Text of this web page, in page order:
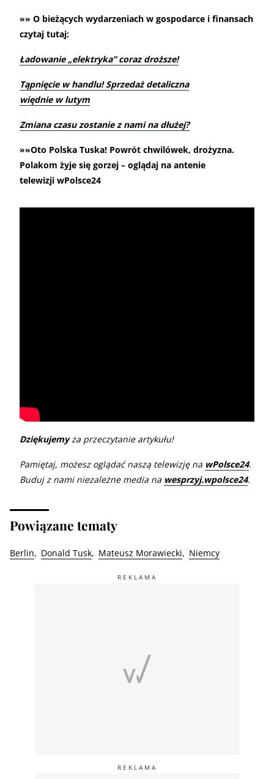
»» O bieżących wydarzeniach w gospodarce i finansach
czytaj tutaj:
Ładowanie „elektryka” coraz droższe!
Tąpnięcie w handlu! Sprzedaż detaliczna
więdnie w lutym
Zmiana czasu zostanie z nami na dłużej?
»»Oto Polska Tuska! Powrót chwilówek, drożyzna.
Polakom żyje się gorzej – oglądaj na antenie
telewizji wPolsce24
Dziękujemyza przeczytanie artykułu!
Pamiętaj, możesz oglądać naszą telewizję na wPolsce24.
Buduj z nami niezależne media na wesprzyj.wpolsce24.
Powiązane tematy
Berlin Donald Tusk Mateusz Morawiecki Niemcy